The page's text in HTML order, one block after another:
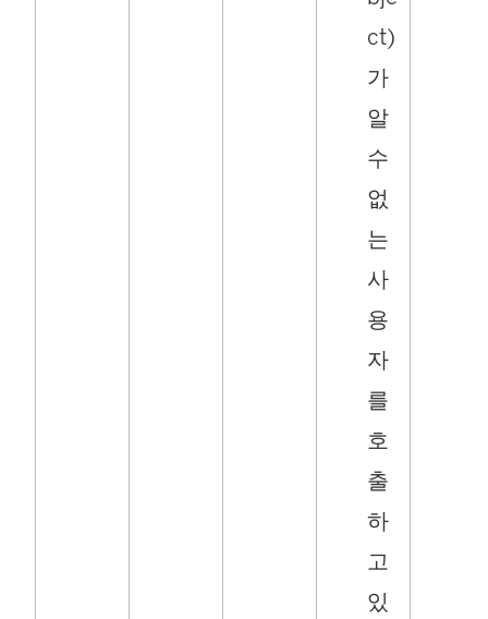
ct)
가
알
수
없
는
사
용
자
를
호
출
하
고
있